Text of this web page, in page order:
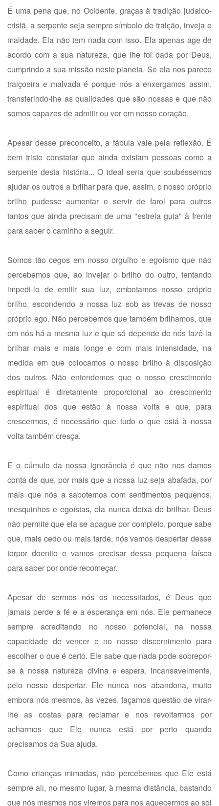
É uma pena que, no Ocidente, graças à tradição judaico-
cristã, a serpente seja sempre símbolo de traição, inveja e
maldade. Ela não tem nada com isso. Ela apenas age de
acordo com a sua natureza, que lhe foi dada por Deus,
cumprindo a sua missão neste planeta. Se ela nos parece
traiçoeira e malvada é porque nós a enxergamos assim,
transferindo-lhe as qualidades que são nossas e que não
somos capazes de admitir ou ver em nosso coração.
Apesar desse preconceito, a fábula vale pela reflexão. É
bem triste constatar que ainda existam pessoas como a
serpente desta história... O ideal seria que soubéssemos
ajudar os outros a brilhar para que, assim, o nosso próprio
brilho pudesse aumentar e servir de farol para outros
tantos que ainda precisam de uma "estrela guia" à frente
para saber o caminho a seguir.
Somos tão cegos em nosso orgulho e egoísmo que não
percebemos que, ao invejar o brilho do outro, tentando
impedi-lo de emitir sua luz, embotamos nosso próprio
brilho, escondendo a nossa luz sob as trevas de nosso
próprio ego. Não percebemos que também brilhamos, que
em nós há a mesma luz e que só depende de nós fazê-la
brilhar mais e mais longe e com mais intensidade, na
medida em que colocamos o nosso brilho à disposição
dos outros. Não entendemos que o nosso crescimento
espiritual é diretamente proporcional ao crescimento
espiritual dos que estão à nossa volta e que, para
crescermos, é necessário que tudo o que está à nossa
volta também cresça.
E o cúmulo da nossa ignorância é que não nos damos
conta de que, por mais que a nossa luz seja abafada, por
mais que nós a sabotemos com sentimentos pequenos,
mesquinhos e egoístas, ela nunca deixa de brilhar. Deus
não permite que ela se apague por completo, porque sabe
que, mais cedo ou mais tarde, nós vamos despertar desse
torpor doentio e vamos precisar dessa pequena faísca
para saber por onde recomeçar.
Apesar de sermos nós os necessitados, é Deus que
jamais perde a fé e a esperança em nós. Ele permanece
sempre acreditando no nosso potencial, na nossa
capacidade de vencer e no nosso discernimento para
escolher o que é certo. Ele sabe que nada pode sobrepor-
se à nossa natureza divina e espera, incansavelmente,
pelo nosso despertar. Ele nunca nos abandona, muito
embora nós mesmos, às vezes, façamos questão de virar-
lhe as costas para reclamar e nos revoltarmos por
acharmos que Ele nunca está por perto quando
precisamos da Sua ajuda.
Como crianças mimadas, não percebemos que Ele está
sempre ali, no mesmo lugar, à mesma distância, bastando
que nós mesmos nos viremos para nos aquecermos ao sol